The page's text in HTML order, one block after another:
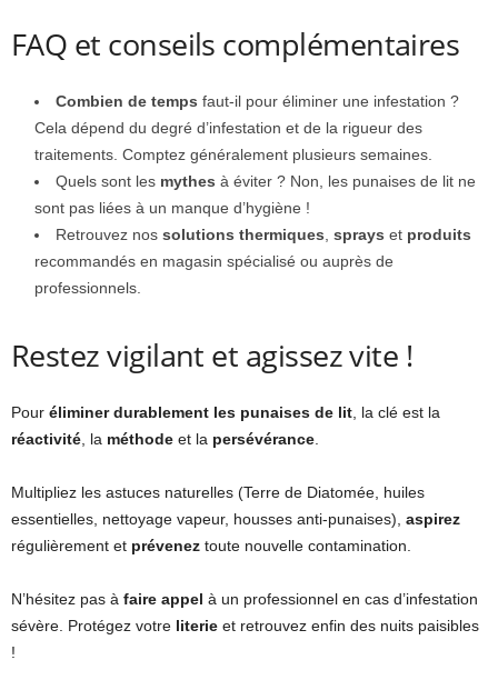
FAQ et conseils complémentaires
Combien de temps faut-il pour éliminer une infestation ?
Cela dépend du degré d’infestation et de la rigueur des
traitements. Comptez généralement plusieurs semaines.
Quels sont les mythes à éviter ? Non, les punaises de lit ne
sont pas liées à un manque d’hygiène !
Retrouvez nos solutions thermiques sprays et produits
recommandés en magasin spécialisé ou auprès de
professionnels.
Restez vigilant et agissez vite !
Pour éliminer durablement les punaises de lit , la clé est la
réactivité , la méthode et la persévérance
Multipliez les astuces naturelles (Terre de Diatomée, huiles
essentielles, nettoyage vapeur, housses anti-punaises), aspirez
régulièrement et prévenez toute nouvelle contamination.
N’hésitez pas à faire appel à un professionnel en cas d’infestation
sévère. Protégez votre literie et retrouvez enfin des nuits paisibles
!